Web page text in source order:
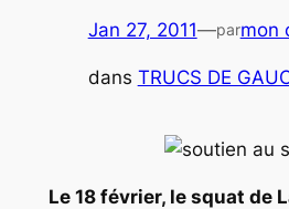
Jan 27, 2011—parmon
dans TRUCS DE
Le 18 février, le squat de